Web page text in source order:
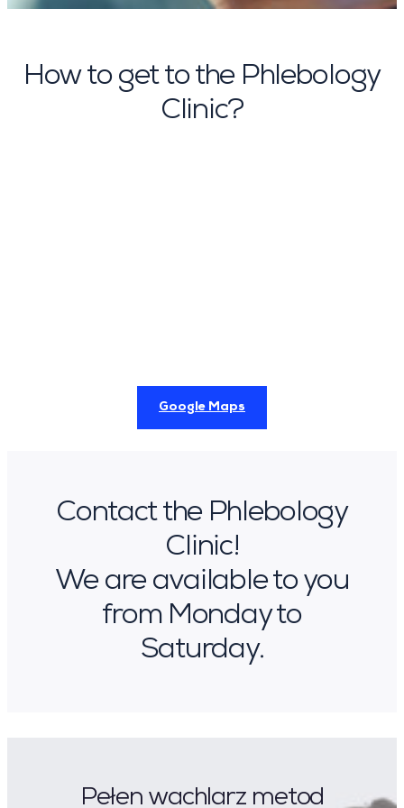
How to get to the Phlebology
Clinic?
Google Maps
Contact the Phlebology
Clinic!
We are available to you
from Monday to
Saturday.
Pełen wachlarz metod